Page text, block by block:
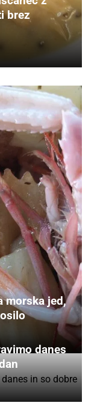
brez
morska jed,
danes